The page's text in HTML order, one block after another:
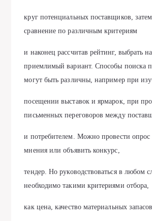
круг потенциальных поставщиков,
сравнение по различным критериям
и наконец рассчитав рейтинг, выбрать
приемлимый вариант. Способы поиска
могут быть различны, например при
посещении выставок и ярмарок, при
письменных переговоров между
и потребителем. Можно провести опрос
мнения или объявить конкурс,
тендер. Но руководствоваться в любом
необходимо такими критериями отбора,
как цена, качество материальных